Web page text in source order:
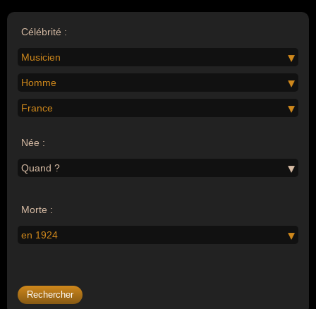
Célébrité :
Musicien
Homme
France
Née :
Quand ?
Morte :
en 1924